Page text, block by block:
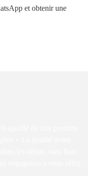
et obtenir une